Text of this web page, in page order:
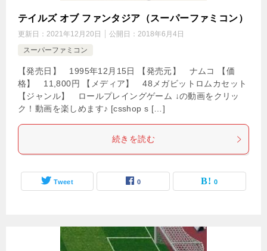
テイルズ オブ ファンタジア（スーパーファミコン）
更新日： 2021年12月20日 公開日： 2018年6月4日
スーパーファミコン
【発売日】 1995年12月15日 【発売元】 ナムコ 【価
格】 11,800円 【メディア】 48メガビットロムカセット
【ジャンル】 ロールプレイングゲーム ↓の動画をクリッ
ク！動画を楽しめます♪ [csshop s […]
続きを読む
Tweet 0 0